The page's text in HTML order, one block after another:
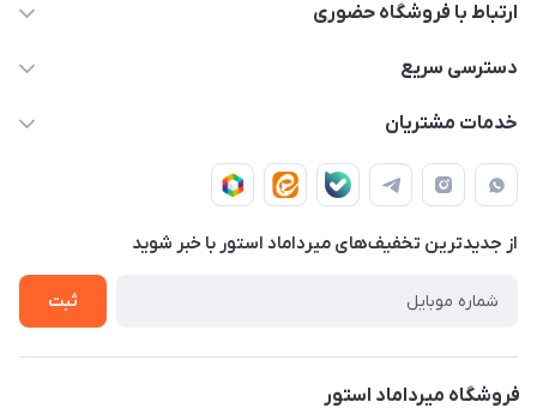
ارتباط با فروشگاه حضوری
02188874370 - 02188874371
پایتخت - طبقه اول - واحد 172
دسترسی سریع
صـفـحـه اصـلـی
دربـاره مـیـردامـاد اسـتـور
خدمات مشتریان
قـوانـیـن و مـقـررات
روش هـای پـرداخـت
تـیـکـت بـه پـشـتـیـبـانـی
از جدید‌ترین تخفیف‌های میرداماد استور با‌ خبر شوید
ثبت
فروشگاه میرداماد استور